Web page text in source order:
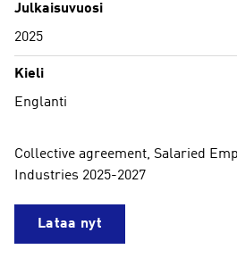
Julkaisuvuosi
2025
Kieli
Englanti
Collective agreement, Salaried
Industries 2025-2027
Lataa nyt